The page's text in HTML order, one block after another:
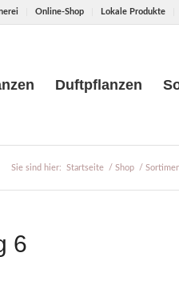
Online-Shop Lokale Produkte
Duftpflanzen
Sie sind hier: Startseite / Shop /
6